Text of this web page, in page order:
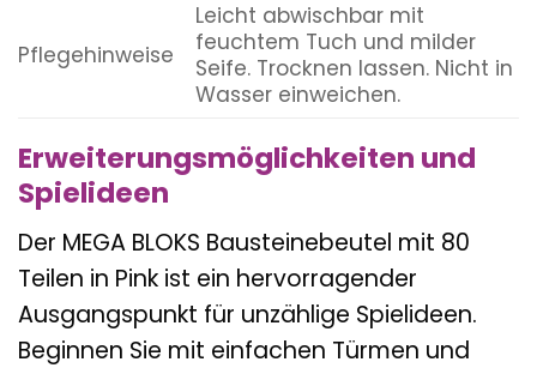
Pflegehinweise
Leicht abwischbar mit
feuchtem Tuch und milder
Seife. Trocknen lassen. Nicht in
Wasser einweichen.
Erweiterungsmöglichkeiten und
Spielideen
Der MEGA BLOKS Bausteinebeutel mit 80
Teilen in Pink ist ein hervorragender
Ausgangspunkt für unzählige Spielideen.
Beginnen Sie mit einfachen Türmen und